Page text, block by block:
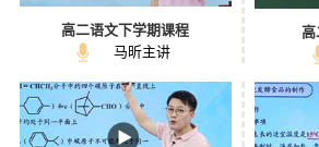
高二语文下学期课程
马昕主讲
高